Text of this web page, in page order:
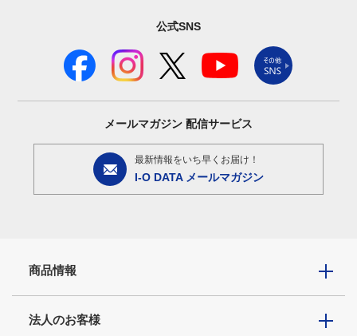
公式SNS
メールマガジン 配信サービス
最新情報をいち早くお届け！
I-O DATA メールマガジン
商品情報
法人のお客様